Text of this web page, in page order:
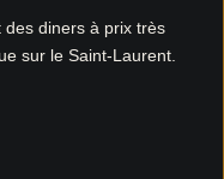
diners à prix très
sur le Saint-Laurent.